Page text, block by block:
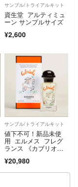
サンプル/トライアルキット
資生堂 アルティミュ
ーン サンプルサイズ
¥2,600
サンプル/トライアルキット
値下不可！新品未使
用 エルメス フレグ
ランス 《カブリオ
ブリオル
¥20,980